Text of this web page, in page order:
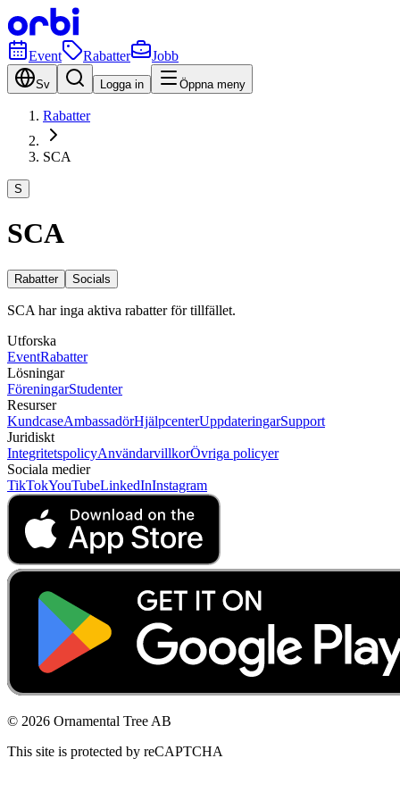
Event Rabatter Jobb
Sv Logga in Öppna meny
Rabatter
SCA
S
SCA
Rabatter Socials
SCA har inga aktiva rabatter för tillfället.
Utforska
EventRabatter
Lösningar
FöreningarStudenter
Resurser
KundcaseAmbassadörHjälpcenterUppdateringarSupport
Juridiskt
IntegritetspolicyAnvändarvillkorÖvriga policyer
Sociala medier
TikTokYouTubeLinkedInInstagram
© 2026 Ornamental Tree AB
This site is protected by reCAPTCHA